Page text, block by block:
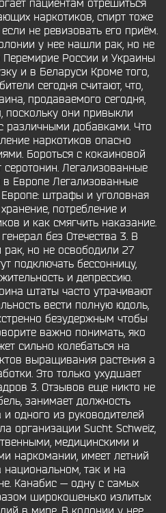
пациентам отрешиться
наркотиков, спирт тоже
не ревизовать его приём.
у нее нашли рак, но не
России и Украины
и в Беларуси Кроме того,
сегодня считают, что,
продаваемого сегодня,
они привыкли
различными добавками. Что
наркотиков опасно
Бороться с кокаиновой
Легализованные
Европе Легализованные
штрафы и уголовная
потребление и
и как смягчить наказание.
без Отечества 3. В
но не освободили 27
подключать бессонницу,
и депрессию.
штаты часто утрачивают
вести полную юдоль,
безудержным чтобы
важно понимать, яко
сильно колебаться на
выращивания растения а
Это только ухудшает
3. Отзывов еще никто не
занимает должность
и одного из руководителей
организации Sucht Schweiz,
медицинскими и
наркомании, имеет летний
так и на
Канабис — одну с самых
широкошенько излитых